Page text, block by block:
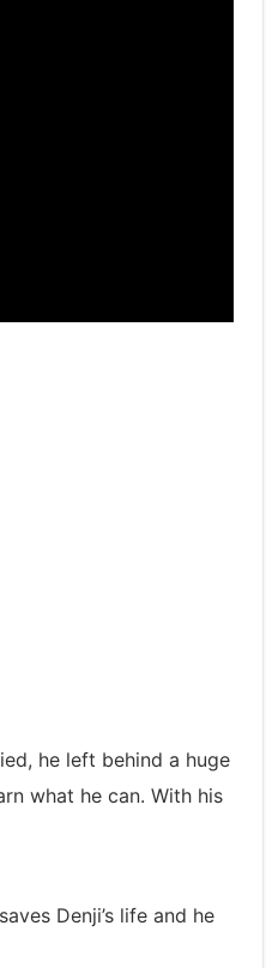
he left behind a huge
what he can. With his
Denji’s life and he